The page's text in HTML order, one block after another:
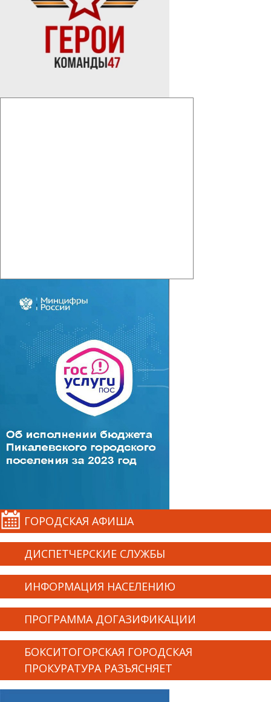
ГОРОДСКАЯ АФИША
ДИСПЕТЧЕРСКИЕ СЛУЖБЫ
ИНФОРМАЦИЯ НАСЕЛЕНИЮ
ПРОГРАММА ДОГАЗИФИКАЦИИ
БОКСИТОГОРСКАЯ ГОРОДСКАЯ
ПРОКУРАТУРА РАЗЪЯСНЯЕТ